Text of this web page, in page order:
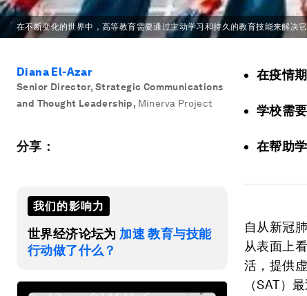
在不断变化的世界中，高等教育需要通过主动学习和持久的教育技能来解决
Diana El-Azar
Senior Director, Strategic Communications
and Thought Leadership, Minerva Project
分享：
我们的影响力
世界经济论坛为 加速 教育与技能
行动做了什么？
在疫情
学校需
在帮助
自从新冠
从表面上
活，提供
（SAT）